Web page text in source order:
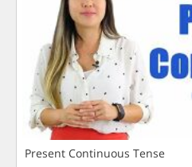
Present Continuous Tense